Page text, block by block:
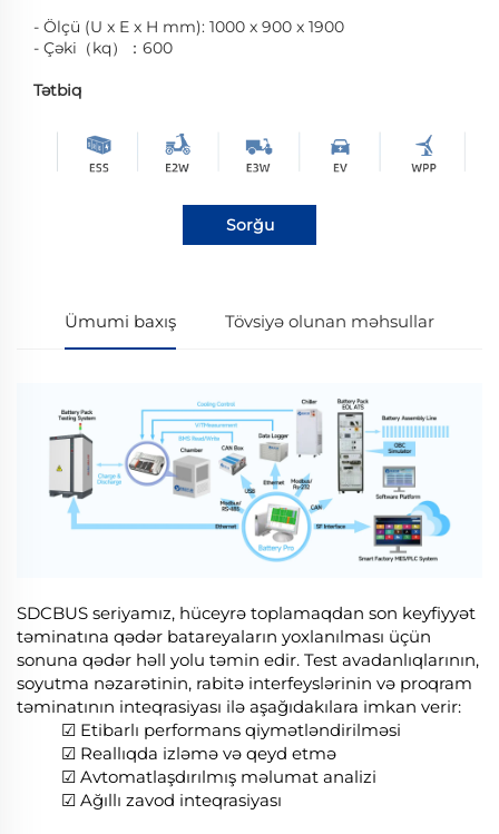
- Ölçü (U x E x H mm): 1000 x 900 x 1900
- Çəki（kq）：600
Tətbiq
Sorğu
Ümumi baxış Tövsiyə olunan məhsullar
SDCBUS seriyamız, hüceyrə toplamaqdan son keyfiyyət
təminatına qədər batareyaların yoxlanılması üçün
sonuna qədər həll yolu təmin edir. Test avadanlıqlarının,
soyutma nəzarətinin, rabitə interfeyslərinin və proqram
təminatının inteqrasiyası ilə aşağıdakılara imkan verir:
☑ Etibarlı performans qiymətləndirilməsi
☑ Reallıqda izləmə və qeyd etmə
☑ Avtomatlaşdırılmış məlumat analizi
☑ Ağıllı zavod inteqrasiyası